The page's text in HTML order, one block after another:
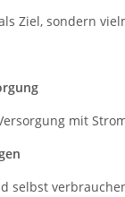
Ziel, sondern
mit
selbst